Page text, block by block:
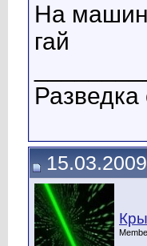
На
гай
Разведка